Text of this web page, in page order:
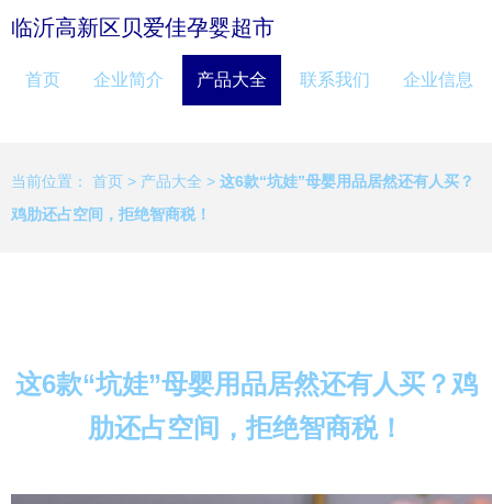
临沂高新区贝爱佳孕婴超市
首页 企业简介 产品大全 联系我们 企业信息
当前位置： 首页 > 产品大全 > 这6款“坑娃”母婴用品居然还有人买？
鸡肋还占空间，拒绝智商税！
这6款“坑娃”母婴用品居然还有人买？鸡
肋还占空间，拒绝智商税！